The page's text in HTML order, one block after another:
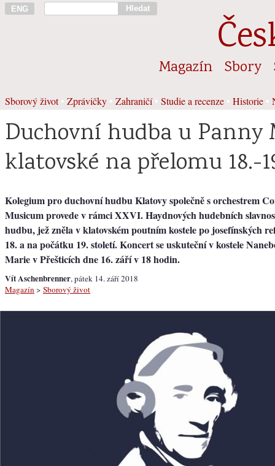
ENG Hledat
Magazín Sbory
Sborový život• Zprávičky Zahraničí• Studie a recenze Historie
Duchovní hudba u Panny
klatovské na přelomu 18.-
Kolegium pro duchovní hudbu Klatovy společně s orchestrem
Musicum provede v rámci XXVI. Haydnových hudebních
hudbu, jež zněla v klatovském poutním kostele po josefínských
18. a na počátku 19. století. Koncert se uskuteční v kostele
Marie v Přešticích dne 16. září v 18 hodin.
Vít Aschenbrenner, pátek 14. září 2018
Magazín > Sborový život